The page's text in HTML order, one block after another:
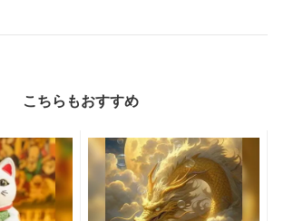
こちらもおすすめ